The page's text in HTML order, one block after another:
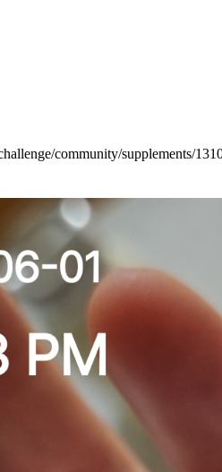
community/supplements/